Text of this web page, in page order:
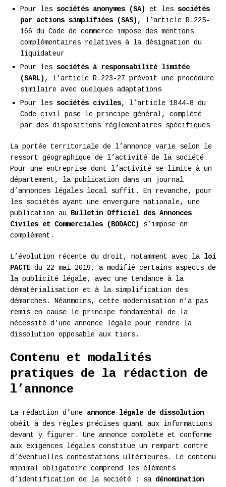
Pour les sociétés anonymes (SA) et les sociétés
par actions simplifiées (SAS) , l’article R.225-
166 du Code de commerce impose des mentions
complémentaires relatives à la désignation du
liquidateur
Pour les sociétés à responsabilité limitée
(SARL) , l’article R.223-27 prévoit une procédure
similaire avec quelques adaptations
Pour les sociétés civiles, l’article 1844-8 du
Code civil pose le principe général, complété
par des dispositions réglementaires spécifiques
La portée territoriale de l’annonce varie selon le
ressort géographique de l’activité de la société.
Pour une entreprise dont l’activité se limite à un
département, la publication dans un journal
d’annonces légales local suffit. En revanche, pour
les sociétés ayant une envergure nationale, une
publication au
Bulletin Officiel des Annonces
Civiles et Commerciales (BODACC)
s’impose en
complément.
L’évolution récente du droit, notamment avec la loi
PACTE du 22 mai 2019, a modifié certains aspects de
la publicité légale, avec une tendance à la
dématérialisation et à la simplification des
démarches. Néanmoins, cette modernisation n’a pas
remis en cause le principe fondamental de la
nécessité d’une annonce légale pour rendre la
dissolution opposable aux tiers.
Contenu et modalités
pratiques de la rédaction de
l’annonce
La rédaction d’une annonce légale de dissolution
obéit à des règles précises quant aux informations
devant y figurer. Une annonce complète et conforme
aux exigences légales constitue un rempart contre
d’éventuelles contestations ultérieures. Le contenu
minimal obligatoire comprend les éléments
d’identification de la société : sa dénomination